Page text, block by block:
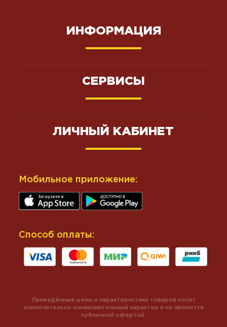
ИНФОРМАЦИЯ
СЕРВИСЫ
ЛИЧНЫЙ КАБИНЕТ
Мобильное приложение:
Способ оплаты:
Приведённые цены и характеристики товаров носят
исключительно ознакомительный характер и не являются
публичной офертой.